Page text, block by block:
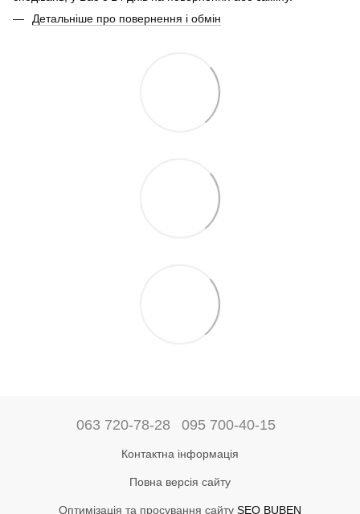
Детальніше про повернення і обмін
063 720-78-28 095 700-40-15
Контактна інформація
Повна версія сайту
Оптимізація та просування сайту SEO BUBEN